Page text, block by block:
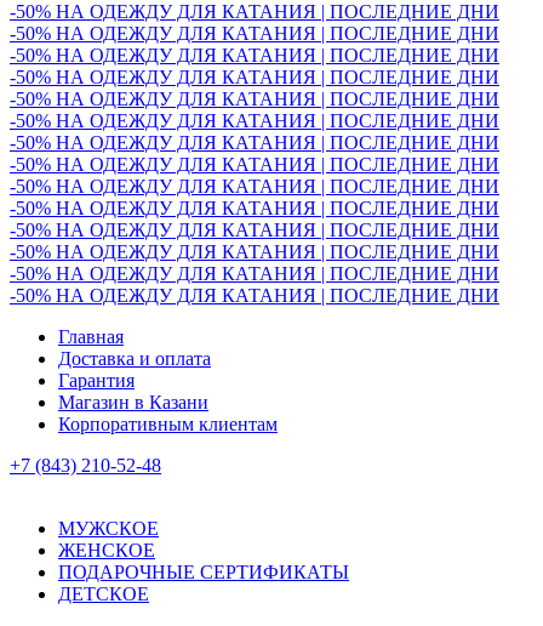
-50% НА ОДЕЖДУ ДЛЯ КАТАНИЯ | ПОСЛЕДНИЕ ДНИ
-50% НА ОДЕЖДУ ДЛЯ КАТАНИЯ | ПОСЛЕДНИЕ ДНИ
-50% НА ОДЕЖДУ ДЛЯ КАТАНИЯ | ПОСЛЕДНИЕ ДНИ
-50% НА ОДЕЖДУ ДЛЯ КАТАНИЯ | ПОСЛЕДНИЕ ДНИ
-50% НА ОДЕЖДУ ДЛЯ КАТАНИЯ | ПОСЛЕДНИЕ ДНИ
-50% НА ОДЕЖДУ ДЛЯ КАТАНИЯ | ПОСЛЕДНИЕ ДНИ
-50% НА ОДЕЖДУ ДЛЯ КАТАНИЯ | ПОСЛЕДНИЕ ДНИ
-50% НА ОДЕЖДУ ДЛЯ КАТАНИЯ | ПОСЛЕДНИЕ ДНИ
-50% НА ОДЕЖДУ ДЛЯ КАТАНИЯ | ПОСЛЕДНИЕ ДНИ
-50% НА ОДЕЖДУ ДЛЯ КАТАНИЯ | ПОСЛЕДНИЕ ДНИ
-50% НА ОДЕЖДУ ДЛЯ КАТАНИЯ | ПОСЛЕДНИЕ ДНИ
-50% НА ОДЕЖДУ ДЛЯ КАТАНИЯ | ПОСЛЕДНИЕ ДНИ
-50% НА ОДЕЖДУ ДЛЯ КАТАНИЯ | ПОСЛЕДНИЕ ДНИ
-50% НА ОДЕЖДУ ДЛЯ КАТАНИЯ | ПОСЛЕДНИЕ ДНИ
Главная
Доставка и оплата
Гарантия
Магазин в Казани
Корпоративным клиентам
+7 (843) 210-52-48
МУЖСКОЕ
ЖЕНСКОЕ
ПОДАРОЧНЫЕ СЕРТИФИКАТЫ
ДЕТСКОЕ